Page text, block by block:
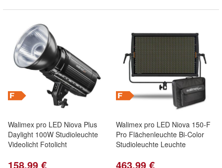
Walimex pro LED Niova Plus
Daylight 100W Studioleuchte
Videolicht Fotolicht
158,99 €
Walimex pro LED Niova 150-F
Pro Flächenleuchte Bi-Color
Studioleuchte Leuchte
463,99 €